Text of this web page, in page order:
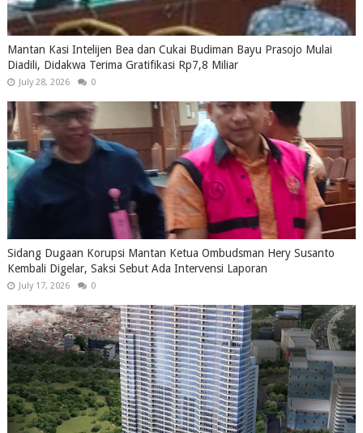
Mantan Kasi Intelijen Bea dan Cukai Budiman Bayu Prasojo Mulai
Diadili, Didakwa Terima Gratifikasi Rp7,8 Miliar
July 28, 2026 0
Sidang Dugaan Korupsi Mantan Ketua Ombudsman Hery Susanto
Kembali Digelar, Saksi Sebut Ada Intervensi Laporan
July 17, 2026 0